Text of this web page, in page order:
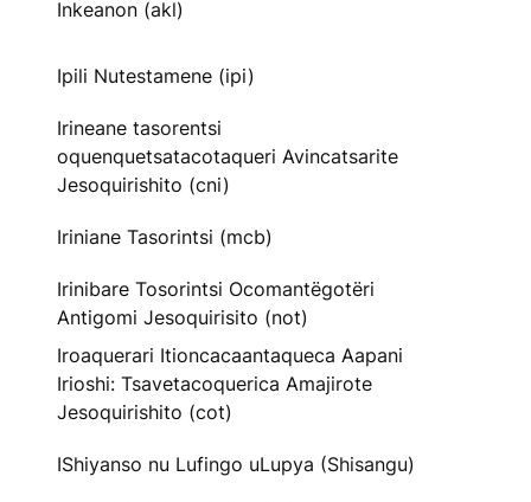
Inkeanon (akl)
Ipili Nutestamene (ipi)
Irineane tasorentsi
oquenquetsatacotaqueri Avincatsarite
Jesoquirishito (cni)
Iriniane Tasorintsi (mcb)
Irinibare Tosorintsi Ocomantëgotëri
Antigomi Jesoquirisito (not)
Iroaquerari Itioncacaantaqueca Aapani
Irioshi: Tsavetacoquerica Amajirote
Jesoquirishito (cot)
IShiyanso nu Lufingo uLupya (Shisangu)